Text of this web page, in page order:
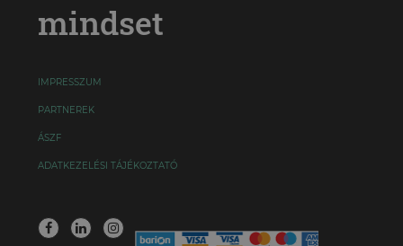
mindset
IMPRESSZUM
PARTNEREK
ÁSZF
ADATKEZELÉSI TÁJÉKOZTATÓ